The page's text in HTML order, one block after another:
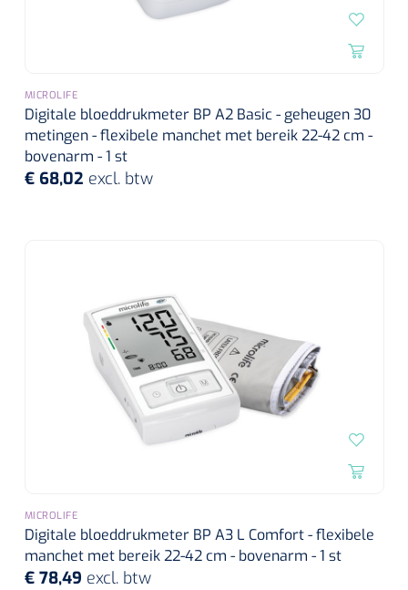
MICROLIFE
Digitale bloeddrukmeter BP A2 Basic - geheugen 30
metingen - flexibele manchet met bereik 22-42 cm -
bovenarm - 1 st
€ 68,02 excl. btw
MICROLIFE
Digitale bloeddrukmeter BP A3 L Comfort - flexibele
manchet met bereik 22-42 cm - bovenarm - 1 st
€ 78,49 excl. btw